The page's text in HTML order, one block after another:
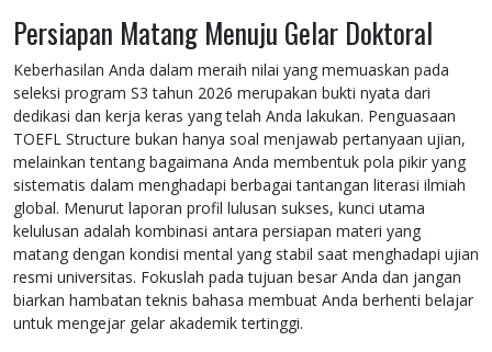
Persiapan Matang Menuju Gelar Doktoral
Keberhasilan Anda dalam meraih nilai yang memuaskan pada
seleksi program S3 tahun 2026 merupakan bukti nyata dari
dedikasi dan kerja keras yang telah Anda lakukan. Penguasaan
TOEFL Structure bukan hanya soal menjawab pertanyaan ujian,
melainkan tentang bagaimana Anda membentuk pola pikir yang
sistematis dalam menghadapi berbagai tantangan literasi ilmiah
global. Menurut laporan profil lulusan sukses, kunci utama
kelulusan adalah kombinasi antara persiapan materi yang
matang dengan kondisi mental yang stabil saat menghadapi ujian
resmi universitas. Fokuslah pada tujuan besar Anda dan jangan
biarkan hambatan teknis bahasa membuat Anda berhenti belajar
untuk mengejar gelar akademik tertinggi.